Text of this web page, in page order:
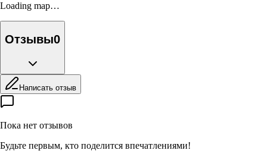
Loading map…
Отзывы0
Написать отзыв
Пока нет отзывов
Будьте первым, кто поделится впечатлениями!